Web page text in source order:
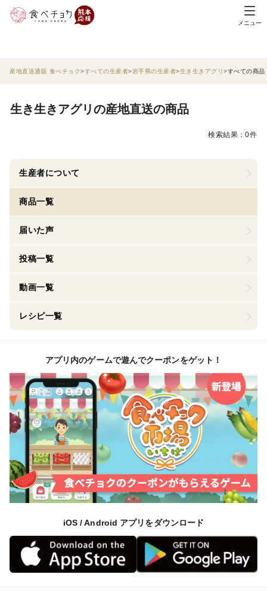
メニュー
産地直送通販 食べチョク すべての生産者 岩手県の生産者 生き生きアグリ すべての商品
生き生きアグリの産地直送の商品
検索結果：0件
生産者について
商品一覧
届いた声
投稿一覧
動画一覧
レシピ一覧
アプリ内のゲームで遊んでクーポンをゲット！
iOS / Android アプリをダウンロード